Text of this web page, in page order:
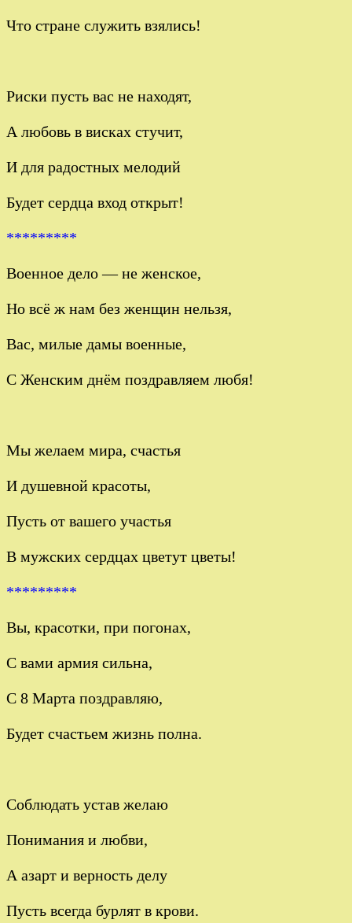
Что стране служить взялись!
Риски пусть вас не находят,
А любовь в висках стучит,
И для радостных мелодий
Будет сердца вход открыт!
*********
Военное дело — не женское,
Но всё ж нам без женщин нельзя,
Вас, милые дамы военные,
С Женским днём поздравляем любя!
Мы желаем мира, счастья
И душевной красоты,
Пусть от вашего участья
В мужских сердцах цветут цветы!
*********
Вы, красотки, при погонах,
С вами армия сильна,
С 8 Марта поздравляю,
Будет счастьем жизнь полна.
Соблюдать устав желаю
Понимания и любви,
А азарт и верность делу
Пусть всегда бурлят в крови.